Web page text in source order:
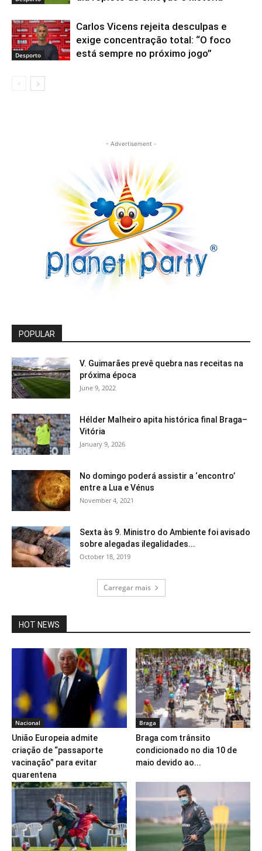
Desporto
Carlos Vicens rejeita desculpas e
exige concentração total: “O foco
está sempre no próximo jogo”
- Advertisement -
POPULAR
V. Guimarães prevê quebra nas receitas na
próxima época
June 9, 2022
Hélder Malheiro apita histórica final Braga–
Vitória
January 9, 2026
No domingo poderá assistir a ‘encontro’
entre a Lua e Vénus
November 4, 2021
Sexta às 9. Ministro do Ambiente foi avisado
sobre alegadas ilegalidades...
October 18, 2019
Carregar mais
HOT NEWS
Nacional
União Europeia admite
criação de “passaporte
vacinação” para evitar
quarentena
Braga
Braga com trânsito
condicionado no dia 10 de
maio devido ao...